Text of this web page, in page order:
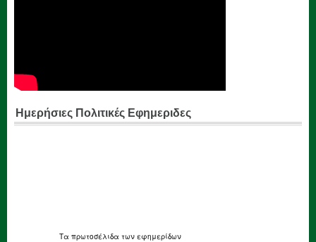
Ημερήσιες Πολιτικές Εφημεριδες
Τα πρωτοσέλιδα των εφημερίδων